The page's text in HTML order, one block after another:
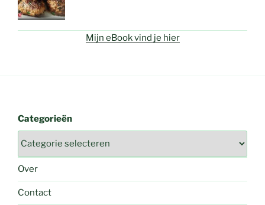
Mijn eBook vind je hier
Categorieën
Over
Contact